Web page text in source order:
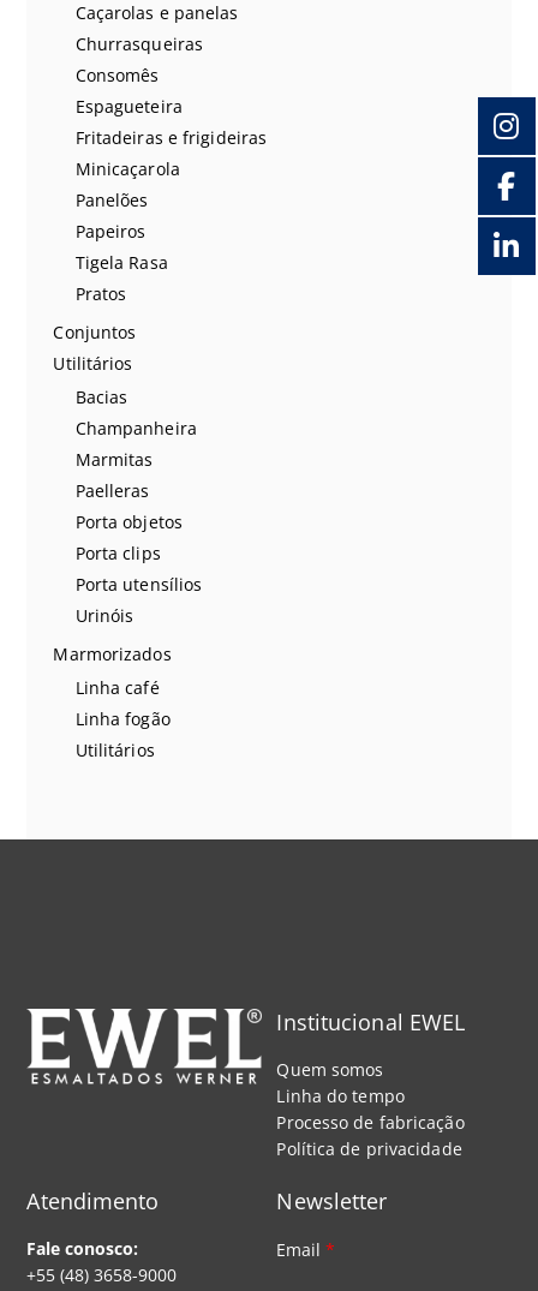
Caçarolas e panelas
Churrasqueiras
Consomês
Espagueteira
Fritadeiras e frigideiras
Minicaçarola
Panelões
Papeiros
Tigela Rasa
Pratos
Conjuntos
Utilitários
Bacias
Champanheira
Marmitas
Paelleras
Porta objetos
Porta clips
Porta utensílios
Urinóis
Marmorizados
Linha café
Linha fogão
Utilitários
Institucional EWEL
Quem somos
Linha do tempo
Processo de fabricação
Política de privacidade
Atendimento
Fale conosco:
+55 (48) 3658-9000
Newsletter
Email*